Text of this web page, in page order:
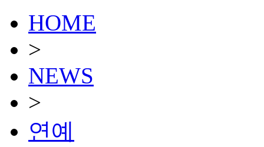
HOME
>
NEWS
>
연예